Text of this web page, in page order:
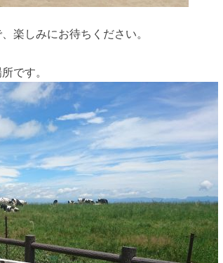
楽しみにお待ちください。
です。